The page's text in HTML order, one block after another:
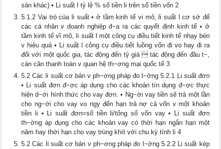
sản khác) • Li suất l tỷ lệ % số tiền li trên số tiền vốn 2
5.1.2 Vai trò của li suất • ở tầm kinh tế vi mô, li suất l cơ sở để
các cá nhân v doanh nghiệp đ−a ra các quyết định kinh tế • ở
tầm kinh tế vĩ mô, li suất l một công cụ điều tiết kinh tế nhạy bén
v hiệu quả • Li suất l công cụ điều tiết luồng vốn đi vo hay đi ra
đối với một quốc gia, tác động đến tỷ giá  tác động đến đầu t−,
cán cân thanh toán v quan hệ th−ơng mại quốc tế 3
5.2 Các li suất cơ bản v ph−ơng pháp đo l−ờng 5.2.1 Li suất đơn
• Li suất đơn đ−ợc áp dụng cho các khoản tín dụng đ−ợc thực
hiện d−ới hình thức cho vay đơn. • Ng−ời vay tiền sẽ trả một lần
cho ng−ời cho vay vo ngy đến hạn trả nợ cả vốn v một khoản
tiền li • Li suất đơn=số tiền li/tổng số vốn vay • Li suất đơn
th−ờng áp dụng cho các khoản vay có thời hạn ngắn hạn một
năm hay thời hạn cho vay trùng khít với chu kỳ tính li 4
5.2 Các li suất cơ bản v ph−ơng pháp đo l−ờng 5.2.2 Li suất kép